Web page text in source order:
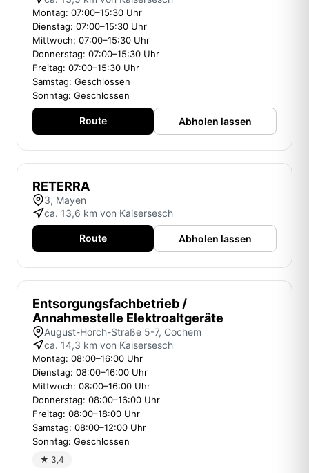
Montag: 07:00–15:30 Uhr
Dienstag: 07:00–15:30 Uhr
Mittwoch: 07:00–15:30 Uhr
Donnerstag: 07:00–15:30 Uhr
Freitag: 07:00–15:30 Uhr
Samstag: Geschlossen
Sonntag: Geschlossen
Route Abholen lassen
RETERRA
3, Mayen
ca. 13,6 km von Kaisersesch
Route Abholen lassen
Entsorgungsfachbetrieb /
Annahmestelle Elektroaltgeräte
August-Horch-Straße 5-7, Cochem
ca. 14,3 km von Kaisersesch
Montag: 08:00–16:00 Uhr
Dienstag: 08:00–16:00 Uhr
Mittwoch: 08:00–16:00 Uhr
Donnerstag: 08:00–16:00 Uhr
Freitag: 08:00–18:00 Uhr
Samstag: 08:00–12:00 Uhr
Sonntag: Geschlossen
★ 3,4